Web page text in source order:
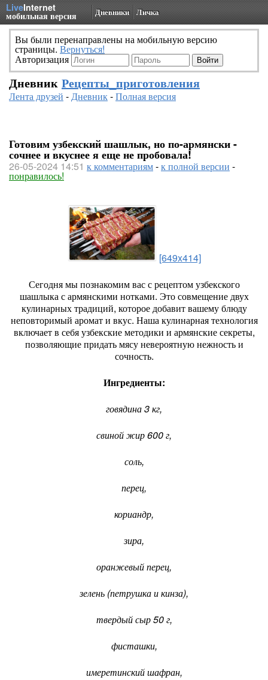
LiveInternet
мобильная версия Дневники Личка
Вы были перенаправлены на мобильную версию
страницы. Вернуться!
Авторизация
Дневник Рецепты_приготовления
Лента друзей -Дневник-Полная версия
Готовим узбекский шашлык, но по-армянски -
сочнее и вкуснее я еще не пробовала!
26-05-2024 14:51 к комментариям-к полной версии -
понравилось!
[649x414]
Сегодня мы познакомим вас с рецептом узбекского
шашлыка с армянскими нотками. Это совмещение двух
кулинарных традиций, которое добавит вашему блюду
неповторимый аромат и вкус. Наша кулинарная технология
включает в себя узбекские методики и армянские секреты,
позволяющие придать мясу невероятную нежность и
сочность.
Ингредиенты:
говядина 3 кг,
свиной жир 600 г,
соль,
перец,
кориандр,
зира,
оранжевый перец,
зелень (петрушка и кинза),
твердый сыр 50 г,
фисташки,
имеретинский шафран,